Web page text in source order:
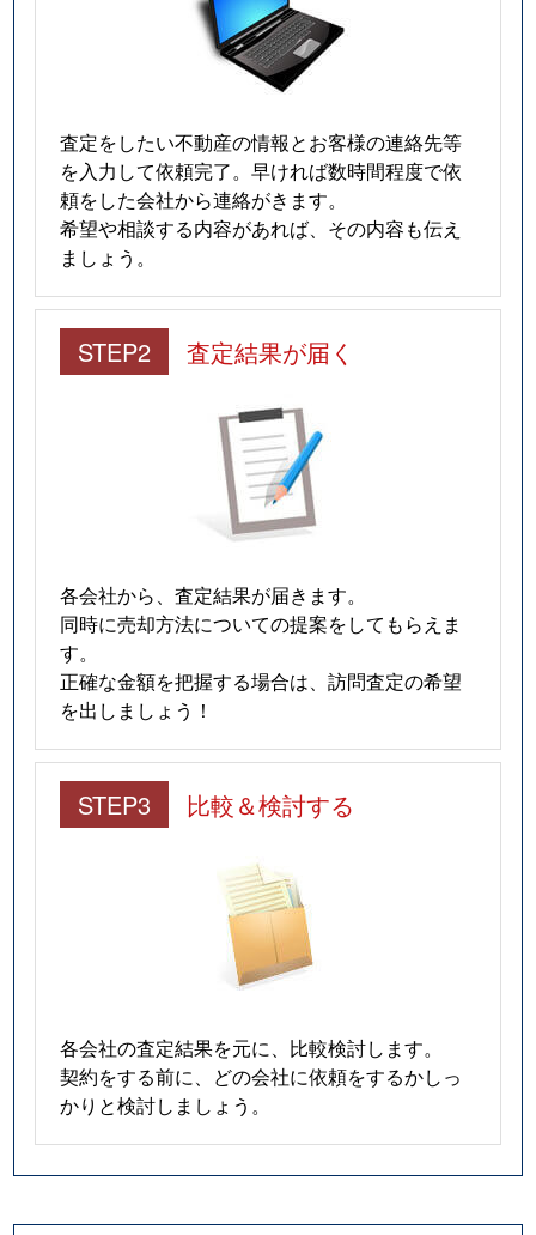
査定をしたい不動産の情報とお客様の連絡先等
を入力して依頼完了。早ければ数時間程度で依
頼をした会社から連絡がきます。
希望や相談する内容があれば、その内容も伝え
ましょう。
STEP2 査定結果が届く
各会社から、査定結果が届きます。
同時に売却方法についての提案をしてもらえま
す。
正確な金額を把握する場合は、訪問査定の希望
を出しましょう！
STEP3 比較＆検討する
各会社の査定結果を元に、比較検討します。
契約をする前に、どの会社に依頼をするかしっ
かりと検討しましょう。